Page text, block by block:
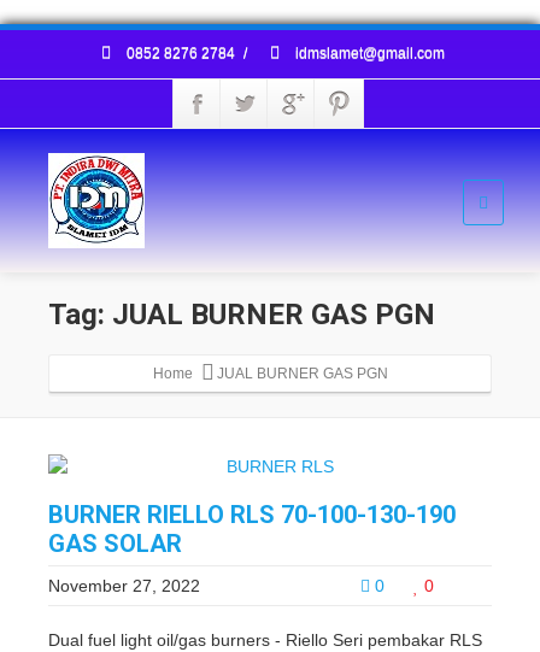
0852 8276 2784 / idmslamet@gmail.com
Tag: JUAL BURNER GAS PGN
Home JUAL BURNER GAS PGN
BURNER RIELLO RLS 70-100-130-190
GAS SOLAR
0 0
November 27, 2022
Dual fuel light oil/gas burners - Riello Seri pembakar RLS